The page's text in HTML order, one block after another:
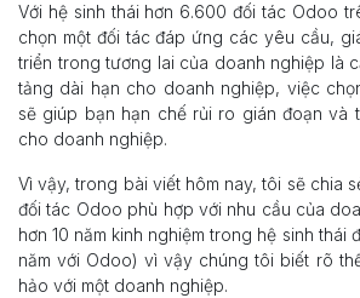
Với hệ sinh thái hơn 6.600 đối tác Odoo
chọn một đối tác đáp ứng các yêu cầu,
triển trong tương lai của doanh nghiệp là
tảng dài hạn cho doanh nghiệp, việc
sẽ giúp bạn hạn chế rủi ro gián đoạn và
cho doanh nghiệp.
Vì vậy, trong bài viết hôm nay, tôi sẽ chia
đối tác Odoo phù hợp với nhu cầu của
hơn 10 năm kinh nghiệm trong hệ sinh thái
năm với Odoo) vì vậy chúng tôi biết rõ
hảo với một doanh nghiệp.